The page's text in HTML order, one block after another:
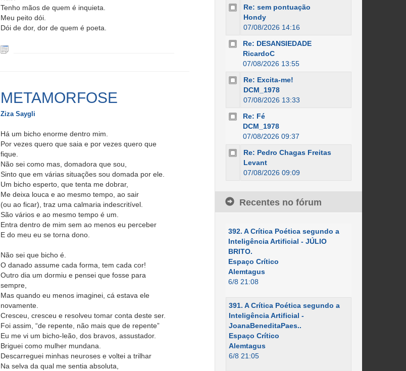
Tenho mãos de quem é inquieta.
Meu peito dói.
Dói de dor, dor de quem é poeta.
METAMORFOSE
Ziza Saygli
Há um bicho enorme dentro mim.
Por vezes quero que saia e por vezes quero que
fique.
Não sei como mas, domadora que sou,
Sinto que em várias situações sou domada por ele.
Um bicho esperto, que tenta me dobrar,
Me deixa louca e ao mesmo tempo, ao sair
(ou ao ficar), traz uma calmaria indescritível.
São vários e ao mesmo tempo é um.
Entra dentro de mim sem ao menos eu perceber
E do meu eu se torna dono.
Não sei que bicho é.
O danado assume cada forma, tem cada cor!
Outro dia um dormiu e pensei que fosse para
sempre,
Mas quando eu menos imaginei, cá estava ele
novamente.
Cresceu, cresceu e resolveu tomar conta deste ser.
Foi assim, “de repente, não mais que de repente”
Eu me vi um bicho-leão, dos bravos, assustador.
Briguei como mulher mundana.
Descarreguei minhas neuroses e voltei a trilhar
Na selva da qual me sentia absoluta,
Re: sem pontuação
Hondy
07/08/2026 14:16
Re: DESANSIEDADE
RicardoC
07/08/2026 13:55
Re: Excita-me!
DCM_1978
07/08/2026 13:33
Re: Fé
DCM_1978
07/08/2026 09:37
Re: Pedro Chagas Freitas
Levant
07/08/2026 09:09
Recentes no fórum
392. A Crítica Poética segundo a
Inteligência Artificial - JÚLIO
BRITO.
Espaço Crítico
Alemtagus
6/8 21:08
391. A Crítica Poética segundo a
Inteligência Artificial -
JoanaBeneditaPaes..
Espaço Crítico
Alemtagus
6/8 21:05